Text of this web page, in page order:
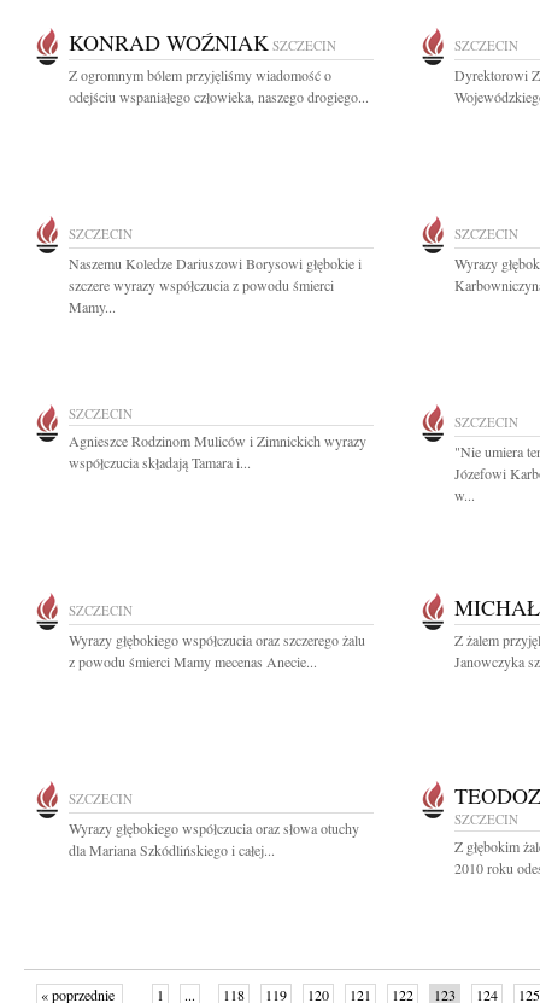
KONRAD WOŹNIAK SZCZECIN
Z ogromnym bólem przyjęliśmy wiadomość o
odejściu wspaniałego człowieka, naszego drogiego...
SZCZECIN
Dyrektorowi
SZCZECIN
Naszemu Koledze Dariuszowi Borysowi głębokie i
szczere wyrazy współczucia z powodu śmierci
Mamy...
SZCZECIN
Wyrazy
SZCZECIN
Agnieszce Rodzinom Muliców i Zimnickich wyrazy
współczucia składają Tamara i...
SZCZECIN
"Nie umiera
Józefowi
w...
SZCZECIN
Wyrazy głębokiego współczucia oraz szczerego żalu
z powodu śmierci Mamy mecenas Anecie...
Z żalem
Janowczyka
SZCZECIN
Wyrazy głębokiego współczucia oraz słowa otuchy
dla Mariana Szkódlińskiego i całej...
SZCZECIN
Z głębokim
2010 roku
« poprzednie 1 ... 118 119 120 121 122 123 124 125